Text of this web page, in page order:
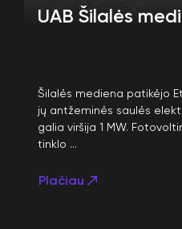
UAB Šilalės
Šilalės mediena patikėjo
jų antžeminės saulės
galia viršija 1 MW.
tinklo ...
Plačiau